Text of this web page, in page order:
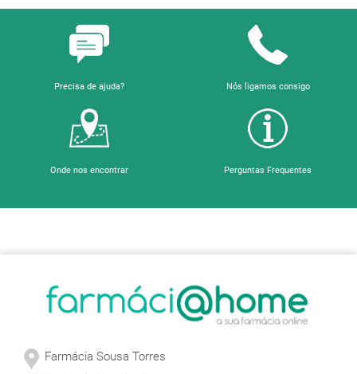
Precisa de ajuda? Nós ligamos consigo
Onde nos encontrar Perguntas Frequentes
Farmácia Sousa Torres